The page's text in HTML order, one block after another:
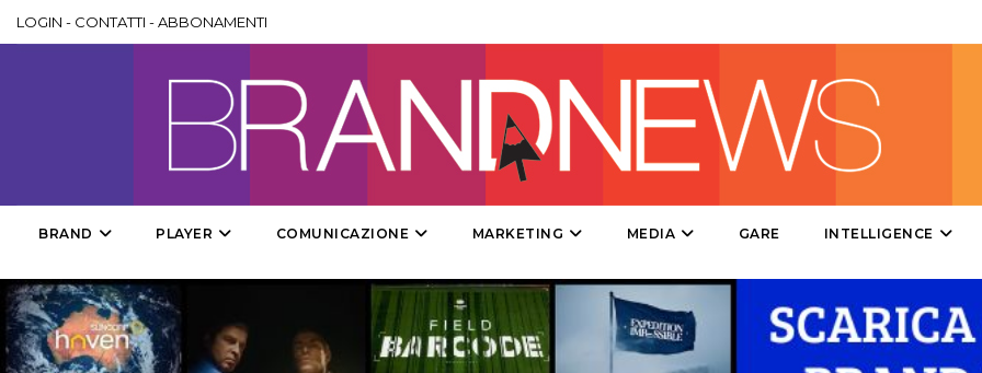
CINEMA
DIGITALE
EDITORIA
ESTERNA
LOGIN - CONTATTI -ABBONAMENTI
BRAND PLAYER COMUNICAZIONE MARKETING MEDIA GARE INTELLIGENCE